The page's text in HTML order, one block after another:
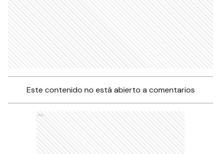
Este contenido no está abierto a comentarios
Ads